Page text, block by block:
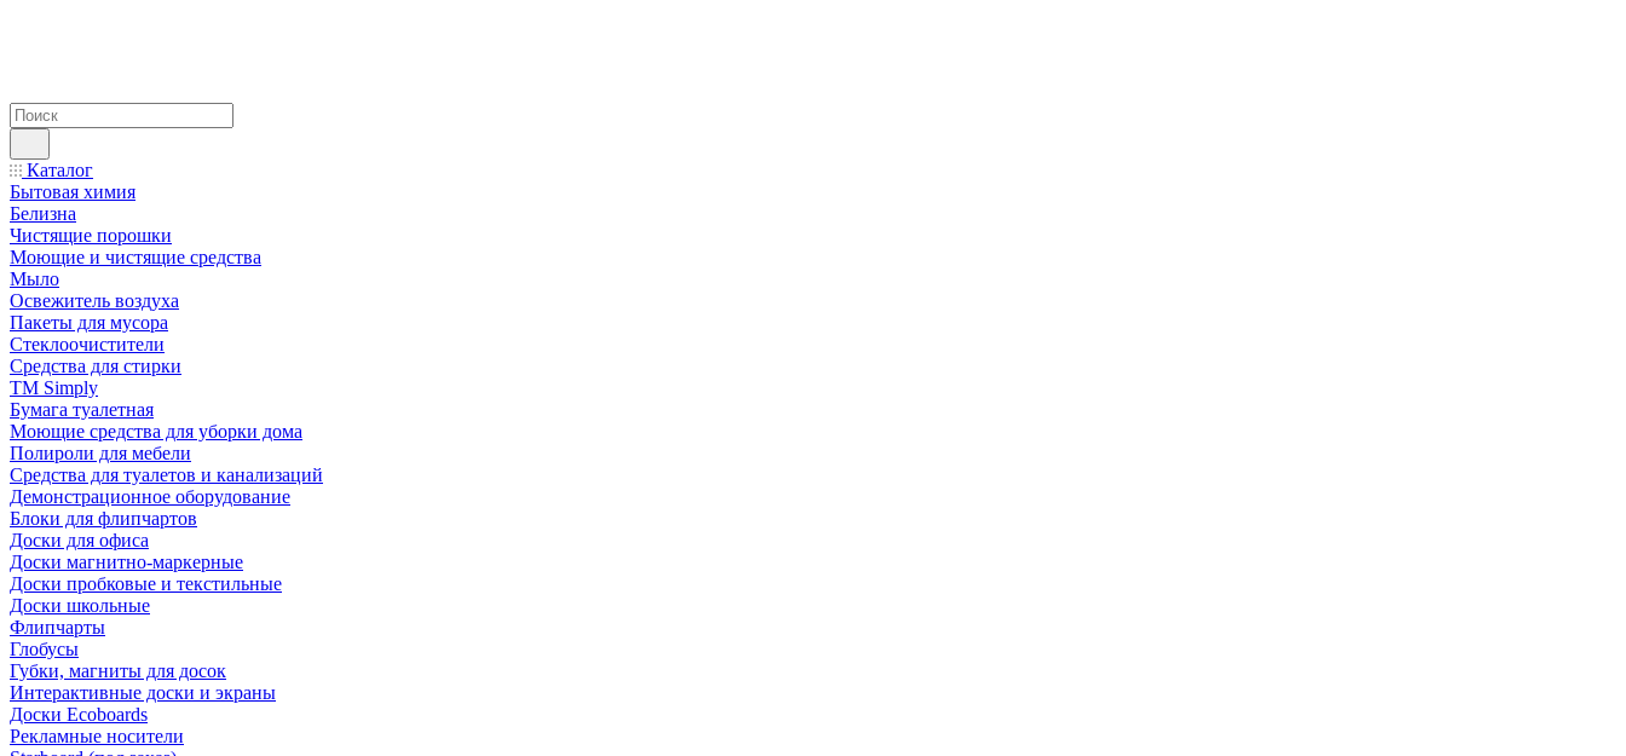
Каталог
Бытовая химия
Белизна
Чистящие порошки
Моющие и чистящие средства
Мыло
Освежитель воздуха
Пакеты для мусора
Стеклоочистители
Средства для стирки
TM Simply
Бумага туалетная
Моющие средства для уборки дома
Полироли для мебели
Средства для туалетов и канализаций
Демонстрационное оборудование
Блоки для флипчартов
Доски для офиса
Доски магнитно-маркерные
Доски пробковые и текстильные
Доски школьные
Флипчарты
Глобусы
Губки, магниты для досок
Интерактивные доски и экраны
Доски Ecoboards
Рекламные носители